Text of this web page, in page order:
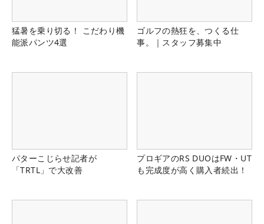
猛暑を乗り切る！ こだわり機
能派パンツ4選
ゴルフの熱狂を、つくる仕
事。｜スタッフ募集中
パターこじらせ記者が
「TRTL」で大改善
プロギアのRS DUOはFW・UT
も完成度が高く購入者続出！